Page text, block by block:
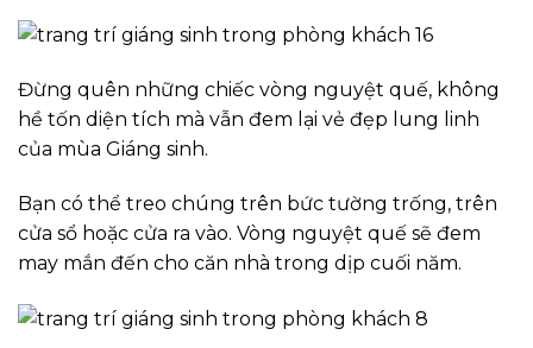
Đừng quên những chiếc vòng nguyệt quế, không
hề tốn diện tích mà vẫn đem lại vẻ đẹp lung linh
của mùa Giáng sinh.
Bạn có thể treo chúng trên bức tường trống, trên
cửa sổ hoặc cửa ra vào. Vòng nguyệt quế sẽ đem
may mắn đến cho căn nhà trong dịp cuối năm.